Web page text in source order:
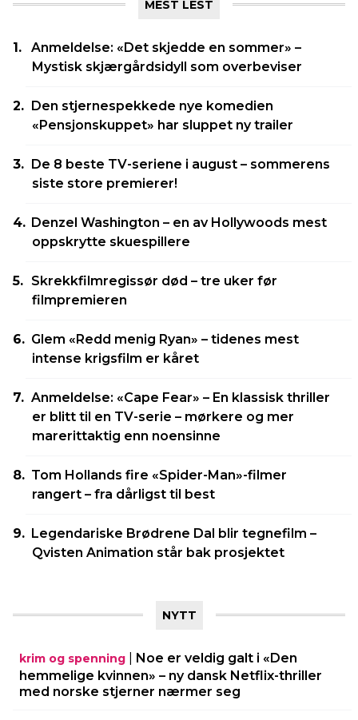
MEST LEST
Anmeldelse: «Det skjedde en sommer» –
Mystisk skjærgårdsidyll som overbeviser
Den stjernespekkede nye komedien
«Pensjonskuppet» har sluppet ny trailer
De 8 beste TV-seriene i august – sommerens
siste store premierer!
Denzel Washington – en av Hollywoods mest
oppskrytte skuespillere
Skrekkfilmregissør død – tre uker før
filmpremieren
Glem «Redd menig Ryan» – tidenes mest
intense krigsfilm er kåret
Anmeldelse: «Cape Fear» – En klassisk thriller
er blitt til en TV-serie – mørkere og mer
marerittaktig enn noensinne
Tom Hollands fire «Spider-Man»-filmer
rangert – fra dårligst til best
Legendariske Brødrene Dal blir tegnefilm –
Qvisten Animation står bak prosjektet
NYTT
krim og spenning
Noe er veldig galt i «Den
hemmelige kvinnen» – ny dansk Netflix-thriller
med norske stjerner nærmer seg